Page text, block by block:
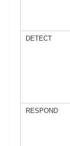
DETECT
RESPOND